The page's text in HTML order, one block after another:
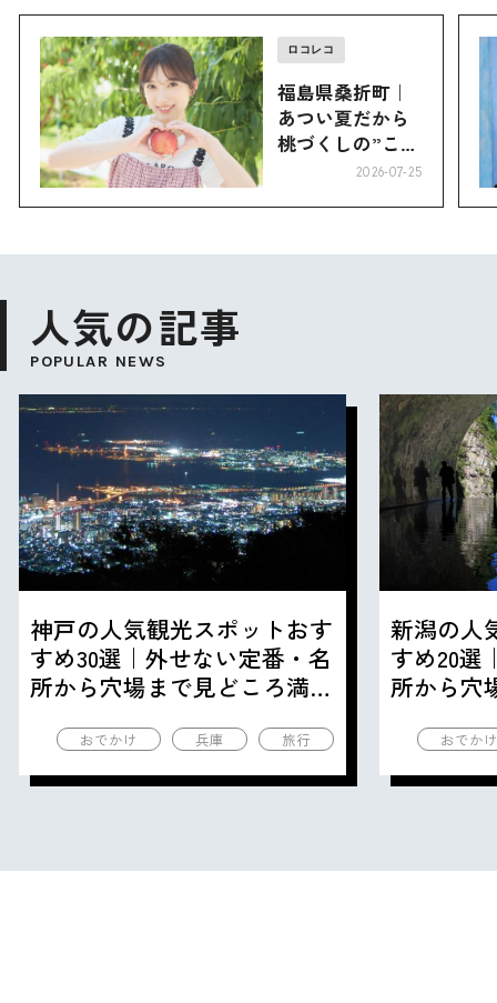
ロコレコ
福島県桑折町｜
あつい夏だから
桃づくしの”こお
2026-07-25
人気の記事
POPULAR NEWS
神戸の人気観光スポットおす
すめ30選｜外せない定番・名
所から穴場まで見どころ満載
おでかけ 兵庫 旅行
新潟の人
すめ20選
所から穴
おでか